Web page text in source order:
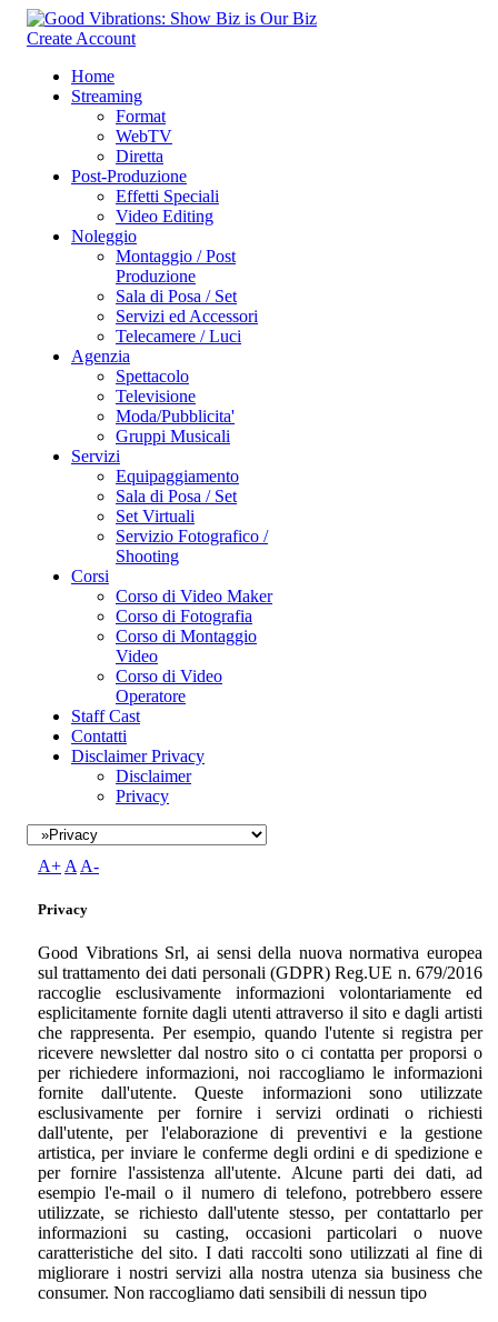
Create Account
Home
Streaming
Format
WebTV
Diretta
Post-Produzione
Effetti Speciali
Video Editing
Noleggio
Montaggio / Post
Produzione
Sala di Posa / Set
Servizi ed Accessori
Telecamere / Luci
Agenzia
Spettacolo
Televisione
Moda/Pubblicita'
Gruppi Musicali
Servizi
Equipaggiamento
Sala di Posa / Set
Set Virtuali
Servizio Fotografico /
Shooting
Corsi
Corso di Video Maker
Corso di Fotografia
Corso di Montaggio
Video
Corso di Video
Operatore
Staff Cast
Contatti
Disclaimer Privacy
Disclaimer
Privacy
A+ A A-
Privacy
Good Vibrations Srl, ai sensi della nuova normativa europea
sul trattamento dei dati personali (GDPR) Reg.UE n. 679/2016
raccoglie esclusivamente informazioni volontariamente ed
esplicitamente fornite dagli utenti attraverso il sito e dagli artisti
che rappresenta. Per esempio, quando l'utente si registra per
ricevere newsletter dal nostro sito o ci contatta per proporsi o
per richiedere informazioni, noi raccogliamo le informazioni
fornite dall'utente. Queste informazioni sono utilizzate
esclusivamente per fornire i servizi ordinati o richiesti
dall'utente, per l'elaborazione di preventivi e la gestione
artistica, per inviare le conferme degli ordini e di spedizione e
per fornire l'assistenza all'utente. Alcune parti dei dati, ad
esempio l'e-mail o il numero di telefono, potrebbero essere
utilizzate, se richiesto dall'utente stesso, per contattarlo per
informazioni su casting, occasioni particolari o nuove
caratteristiche del sito. I dati raccolti sono utilizzati al fine di
migliorare i nostri servizi alla nostra utenza sia business che
consumer. Non raccogliamo dati sensibili di nessun tipo